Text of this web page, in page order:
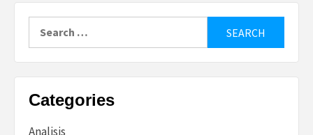
Categories
Analisis